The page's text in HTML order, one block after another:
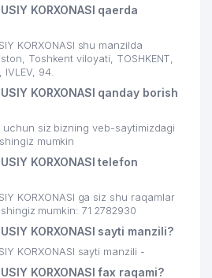
MChJ
SERVIS UY-JOY
434 м
436 м
444 м
MChJ
MChJ 448 м
SOLVES MChJ 462 м
KORXONASI qaerda
KORXONASI shu manzilda
Toshkent viloyati, TOSHKENT,
IVLEV, 94.
KORXONASI qanday borish
siz bizning veb-saytimizdagi
mumkin
KORXONASI telefon
KORXONASI ga siz shu raqamlar
mumkin: 71 2782930
KORXONASI sayti manzili?
KORXONASI sayti manzili -
KORXONASI fax raqami?